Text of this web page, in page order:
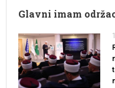
Glavni imam